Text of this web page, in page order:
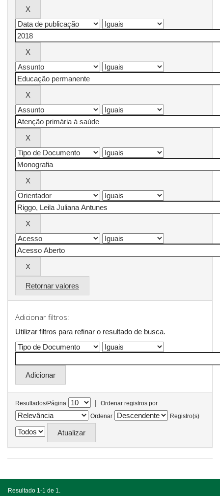
Retornar valores
Adicionar filtros:
Utilizar filtros para refinar o resultado de busca.
Resultados/Página |
Ordenar registros por
Ordenar
Registro(s)
Resultado 1-1 de 1.